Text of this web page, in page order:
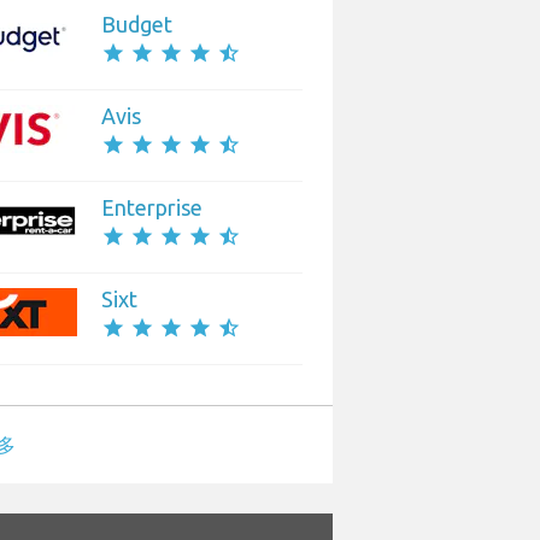
Budget
star star star star star_half
Avis
star star star star star_half
Enterprise
star star star star star_half
Sixt
star star star star star_half